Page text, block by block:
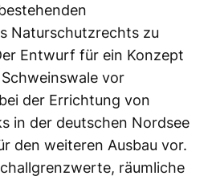
Naturschutzrechts zu
Entwurf für ein Konzept
vor
der Errichtung von
in der deutschen Nordsee
den weiteren Ausbau vor.
räumliche